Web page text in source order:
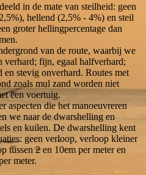
in de mate van steilheid: geen
hellend (2,5% - 4%) en steil
groter hellingpercentage dan
van de route, waarbij we
verhard; fijn, egaal halfverhard;
stevig onverhard. Routes met
zoals mul zand worden niet
een voertuig.
aspecten die het manoeuvreren
we naar de dwarshelling en
en kuilen. De dwarshelling kent
geen verloop, verloop kleiner
tussen 2 en 10cm per meter en
meter.